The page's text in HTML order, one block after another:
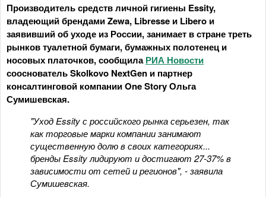
Производитель средств личной гигиены Essity,
владеющий брендами Zewa, Libresse и Libero и
заявивший об уходе из России, занимает в стране треть
рынков туалетной бумаги, бумажных полотенец и
носовых платочков, сообщилаРИА Новости
сооснователь Skolkovo NextGen и партнер
консалтинговой компании One Story Ольга
Сумишевская.
"Уход Essity с российского рынка серьезен, так
как торговые марки компании занимают
существенную долю в своих категориях...
бренды Essity лидируют и достигают 27-37% в
зависимости от сетей и регионов", - заявила
Сумишевская.